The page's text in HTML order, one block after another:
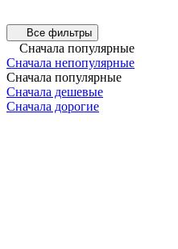
Все фильтры
Сначала популярные
Сначала непопулярные
Сначала популярные
Сначала дешевые
Сначала дорогие